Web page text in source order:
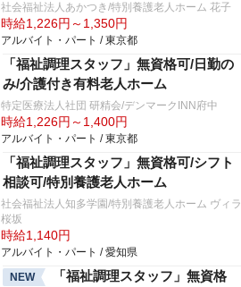
社会福祉法人あかつき/特別養護老人ホーム 花子
時給1,226円～1,350円
アルバイト・パート / 東京都
「福祉調理スタッフ」無資格可/日勤の
み/介護付き有料老人ホーム
特定医療法人社団 研精会/デンマークINN府中
時給1,226円～1,400円
アルバイト・パート / 東京都
「福祉調理スタッフ」無資格可/シフト
相談可/特別養護老人ホーム
社会福祉法人知多学園/特別養護老人ホーム ヴィラ
桜坂
時給1,140円
アルバイト・パート / 愛知県
NEW
「福祉調理スタッフ」無資格